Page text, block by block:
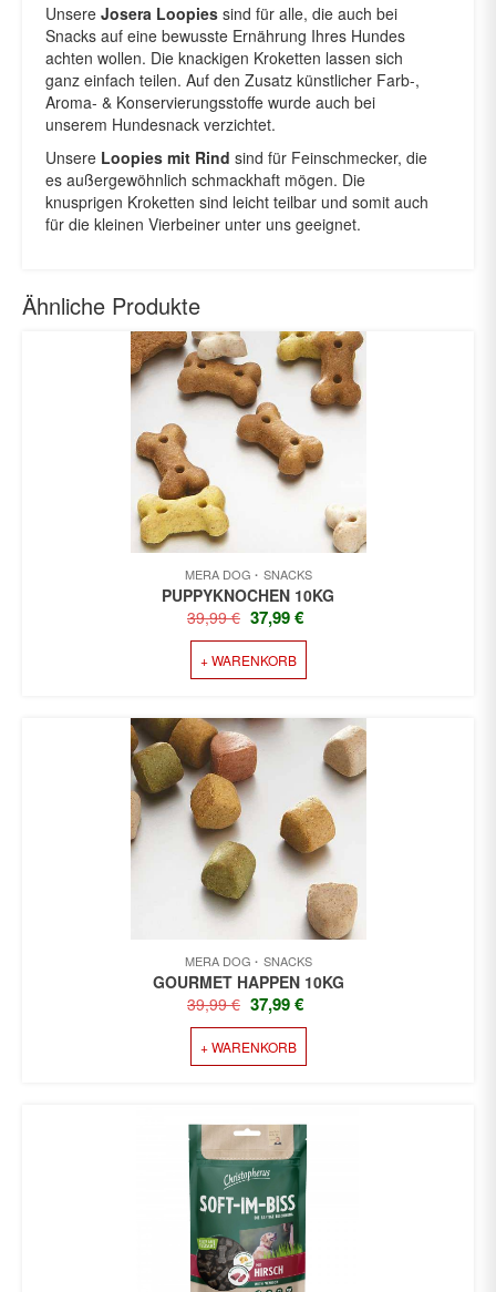
Unsere Josera Loopies sind für alle, die auch bei
Snacks auf eine bewusste Ernährung Ihres Hundes
achten wollen. Die knackigen Kroketten lassen sich
ganz einfach teilen. Auf den Zusatz künstlicher Farb-,
Aroma- & Konservierungsstoffe wurde auch bei
unserem Hundesnack verzichtet.
Unsere Loopies mit Rind sind für Feinschmecker, die
es außergewöhnlich schmackhaft mögen. Die
knusprigen Kroketten sind leicht teilbar und somit auch
für die kleinen Vierbeiner unter uns geeignet.
Ähnliche Produkte
MERA DOG SNACKS
PUPPYKNOCHEN 10KG
39,99€ URSPRÜNGLICHER
PREIS
WAR:
39,99 €
37,99€
+ WARENKORB
MERA DOG SNACKS
GOURMET HAPPEN 10KG
39,99€ URSPRÜNGLICHER
PREIS
WAR:
39,99 €
37,99€
+ WARENKORB